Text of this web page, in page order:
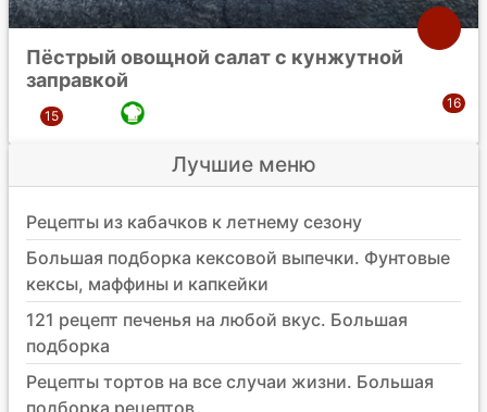
Пёстрый овощной салат с кунжутной
заправкой
Лучшие меню
Рецепты из кабачков к летнему сезону
Большая подборка кексовой выпечки. Фунтовые
кексы, маффины и капкейки
121 рецепт печенья на любой вкус. Большая
подборка
Рецепты тортов на все случаи жизни. Большая
подборка рецептов